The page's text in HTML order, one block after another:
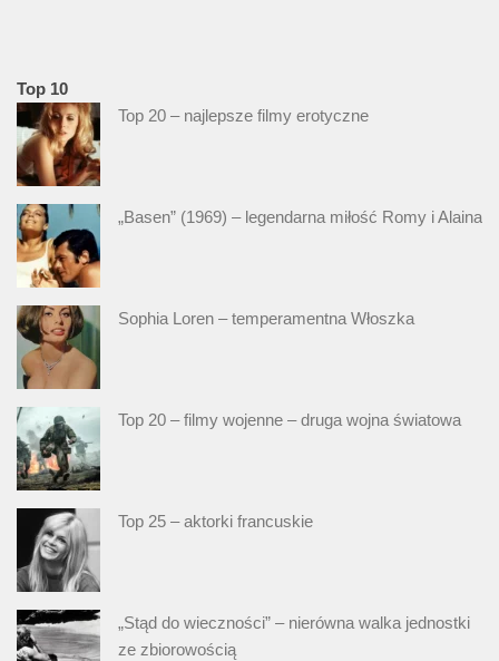
Top 10
Top 20 – najlepsze filmy erotyczne
„Basen” (1969) – legendarna miłość Romy i Alaina
Sophia Loren – temperamentna Włoszka
Top 20 – filmy wojenne – druga wojna światowa
Top 25 – aktorki francuskie
„Stąd do wieczności” – nierówna walka jednostki
ze zbiorowością